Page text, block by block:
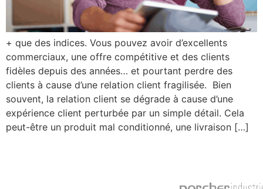
+ que des indices. Vous pouvez avoir d’excellents
commerciaux, une offre compétitive et des clients
fidèles depuis des années… et pourtant perdre des
clients à cause d’une relation client fragilisée. Bien
souvent, la relation client se dégrade à cause d’une
expérience client perturbée par un simple détail. Cela
peut-être un produit mal conditionné, une livraison […]